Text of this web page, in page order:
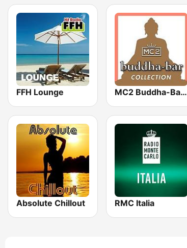
FFH Lounge MC2 Buddha-Bar Collection
Absolute Chillout RMC Italia